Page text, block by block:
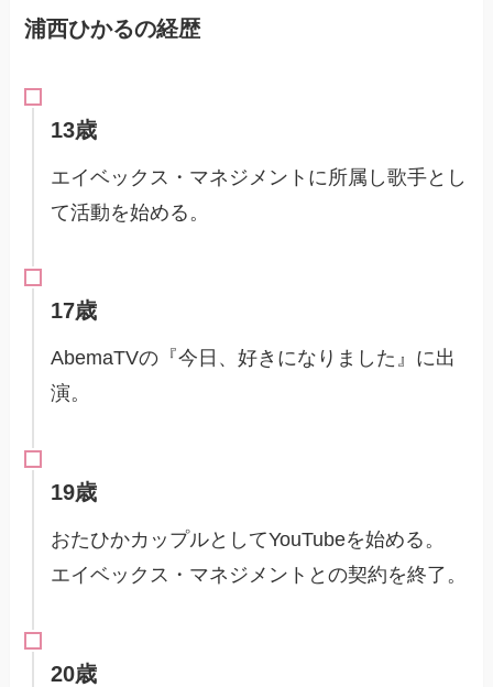
浦西ひかるの経歴
13歳
エイベックス・マネジメントに所属し歌手とし
て活動を始める。
17歳
AbemaTVの『今日、好きになりました』に出
演。
19歳
おたひかカップルとしてYouTubeを始める。
エイベックス・マネジメントとの契約を終了。
20歳